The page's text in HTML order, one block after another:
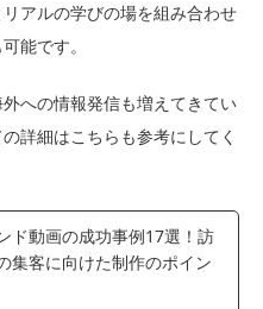
アルの学びの場を組み合わせ
能です。
への情報発信も増えてきてい
詳細はこちらも参考にしてく
ド動画の成功事例17選！訪
集客に向けた制作のポイン